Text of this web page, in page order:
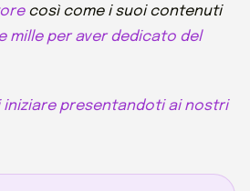
così come i suoi contenuti
mille per aver dedicato del
presentandoti ai nostri